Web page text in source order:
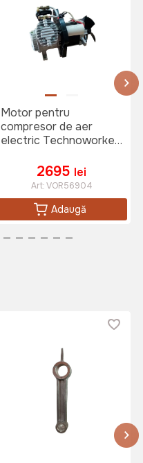
Motor pentru
compresor de aer
electric Technoworker
2695 lei
Art:VOR56904
Adaugă